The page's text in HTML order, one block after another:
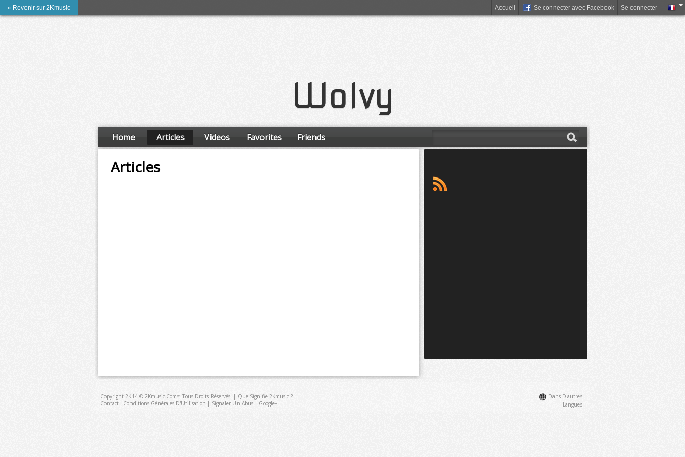
« Revenir sur 2Kmusic Accueil Se connecter avec Facebook Se connecter
Wolvy
Home Articles Videos Favorites Friends
Articles
Dans D'autres
Langues
Copyright 2K14 © 2Kmusic.com™ Tous Droits Réservés. | Que Signifie 2Kmusic ?
Contact - Conditions Générales D'Utilisation | Signaler Un Abus | Google+